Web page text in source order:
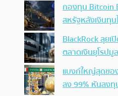
กองทุน Bitcoin
สหรัฐหลังเงินทุ
BlackRock ลุย
ตลาดเงินยุโรป
แบงก์ใหญ่สุดขอ
ลง 99% หันลงทุ